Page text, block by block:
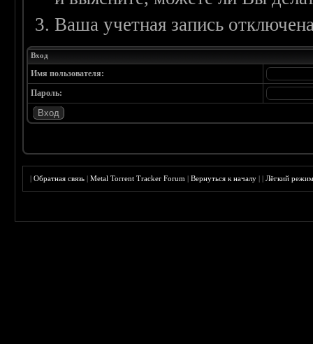
Ваша учетная запись
Вход
Имя пользователя:
Пароль:
|Обратная связь |Metal Torrent Tracker Forum |Вернуться к началу ||Лёгкий